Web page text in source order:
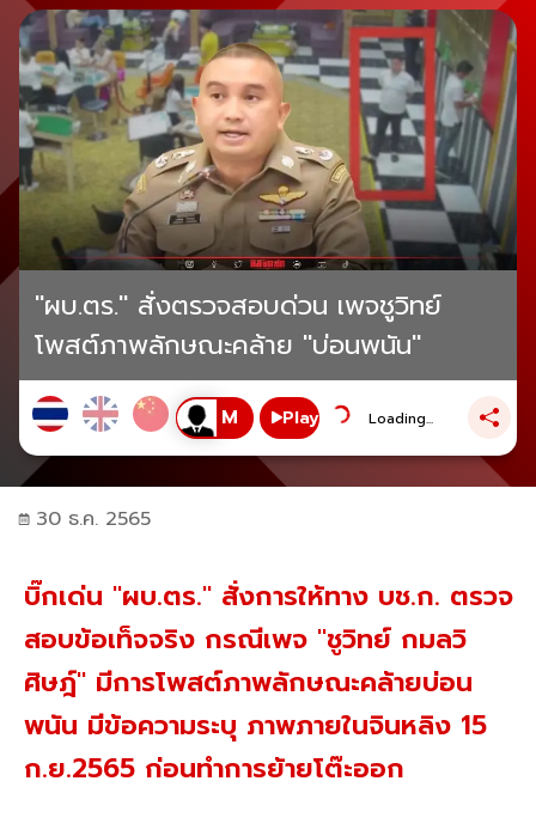
"ผบ.ตร." สั่งตรวจสอบด่วน เพจชูวิทย์
โพสต์ภาพลักษณะคล้าย "บ่อนพนัน"
Play Loading...
30 ธ.ค. 2565
บิ๊กเด่น "ผบ.ตร." สั่งการให้ทาง บช.ก. ตรวจ
สอบข้อเท็จจริง กรณีเพจ "ชูวิทย์ กมลวิ
ศิษฎ์" มีการโพสต์ภาพลักษณะคล้ายบ่อน
พนัน มีข้อความระบุ ภาพภายในจินหลิง 15
ก.ย.2565 ก่อนทำการย้ายโต๊ะออก